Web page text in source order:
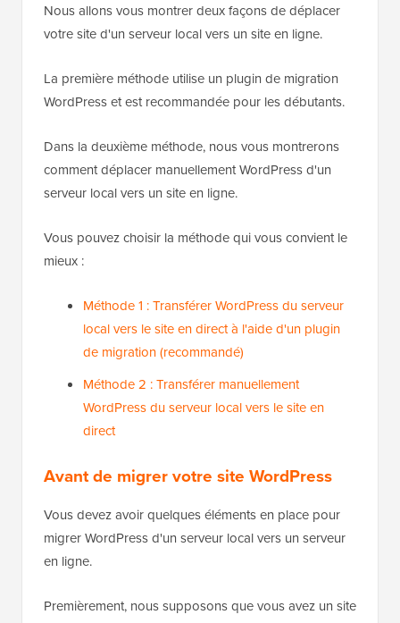
Nous allons vous montrer deux façons de déplacer
votre site d'un serveur local vers un site en ligne.
La première méthode utilise un plugin de migration
WordPress et est recommandée pour les débutants.
Dans la deuxième méthode, nous vous montrerons
comment déplacer manuellement WordPress d'un
serveur local vers un site en ligne.
Vous pouvez choisir la méthode qui vous convient le
mieux :
Méthode 1 : Transférer WordPress du serveur
local vers le site en direct à l'aide d'un plugin
de migration (recommandé)
Méthode 2 : Transférer manuellement
WordPress du serveur local vers le site en
direct
Avant de migrer votre site WordPress
Vous devez avoir quelques éléments en place pour
migrer WordPress d'un serveur local vers un serveur
en ligne.
Premièrement, nous supposons que vous avez un site